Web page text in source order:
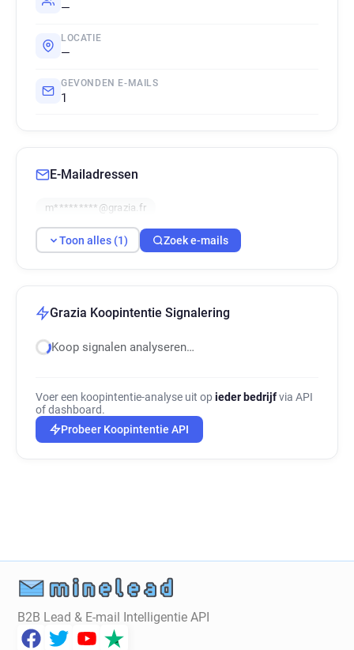
—
LOCATIE
—
GEVONDEN E-MAILS
1
E-Mailadressen
m*********@grazia.fr
Toon alles (1) Zoek e-mails
Grazia Koopintentie Signalering
Koop signalen analyseren…
Voer een koopintentie-analyse uit op ieder bedrijfvia API
of dashboard.
Probeer Koopintentie API
B2B Lead & E-mail Intelligentie API